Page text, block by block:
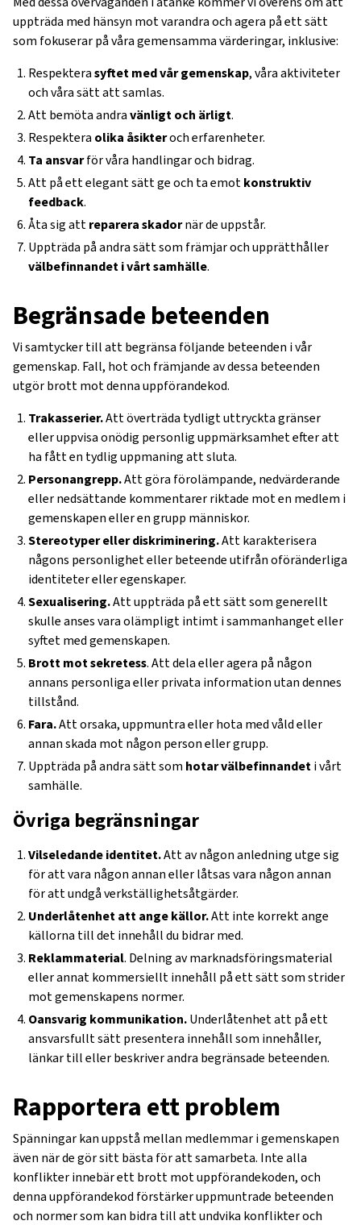
uppträda med hänsyn mot varandra och agera på ett sätt
som fokuserar på våra gemensamma värderingar, inklusive:
Respekterasyftet med vår gemenskap, våra aktiviteter
och våra sätt att samlas.
Att bemöta andravänligt och ärligt.
Respektera olika åsikteroch erfarenheter.
Ta ansvarför våra handlingar och bidrag.
Att på ett elegant sätt ge och ta emotkonstruktiv
feedback.
Åta sig attreparera skadornär de uppstår.
Uppträda på andra sätt som främjar och upprätthåller
välbefinnandet i vårt samhälle.
Begränsade beteenden
Vi samtycker till att begränsa följande beteenden i vår
gemenskap. Fall, hot och främjande av dessa beteenden
utgör brott mot denna uppförandekod.
Trakasserier.Att överträda tydligt uttryckta gränser
eller uppvisa onödig personlig uppmärksamhet efter att
ha fått en tydlig uppmaning att sluta.
Personangrepp.Att göra förolämpande, nedvärderande
eller nedsättande kommentarer riktade mot en medlem i
gemenskapen eller en grupp människor.
Stereotyper eller diskriminering.Att karakterisera
någons personlighet eller beteende utifrån oföränderliga
identiteter eller egenskaper.
Sexualisering.Att uppträda på ett sätt som generellt
skulle anses vara olämpligt intimt i sammanhanget eller
syftet med gemenskapen.
Brott mot sekretess. Att dela eller agera på någon
annans personliga eller privata information utan dennes
tillstånd.
Fara.Att orsaka, uppmuntra eller hota med våld eller
annan skada mot någon person eller grupp.
Uppträda på andra sätt som hotar välbefinnandeti vårt
samhälle.
Övriga begränsningar
Vilseledande identitet.Att av någon anledning utge sig
för att vara någon annan eller låtsas vara någon annan
för att undgå verkställighetsåtgärder.
Underlåtenhet att ange källor.Att inte korrekt ange
källorna till det innehåll du bidrar med.
Reklammaterial. Delning av marknadsföringsmaterial
eller annat kommersiellt innehåll på ett sätt som strider
mot gemenskapens normer.
Oansvarig kommunikation.Underlåtenhet att på ett
ansvarsfullt sätt presentera innehåll som innehåller,
länkar till eller beskriver andra begränsade beteenden.
Rapportera ett problem
Spänningar kan uppstå mellan medlemmar i gemenskapen
även när de gör sitt bästa för att samarbeta. Inte alla
konflikter innebär ett brott mot uppförandekoden, och
denna uppförandekod förstärker uppmuntrade beteenden
och normer som kan bidra till att undvika konflikter och